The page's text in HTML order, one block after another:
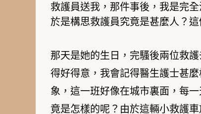
救護員送我，那件事後，我是完
於是構思救護員究竟是甚麼人？這
那天是她的生日，完騷後兩位救
得好得意，我會記得醫生護士甚
象，這一班好像在城市裏面，每
竟是怎樣的呢？由於這輛小救護